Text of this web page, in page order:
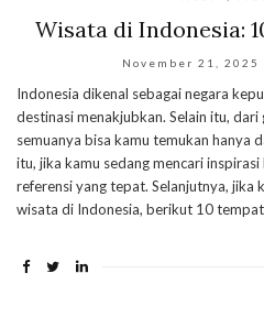
Wisata di Indonesia:
November 21, 2025
Indonesia dikenal sebagai negara
destinasi menakjubkan. Selain itu,
semuanya bisa kamu temukan hanya
itu, jika kamu sedang mencari
referensi yang tepat. Selanjutnya, jika
wisata di Indonesia, berikut 10